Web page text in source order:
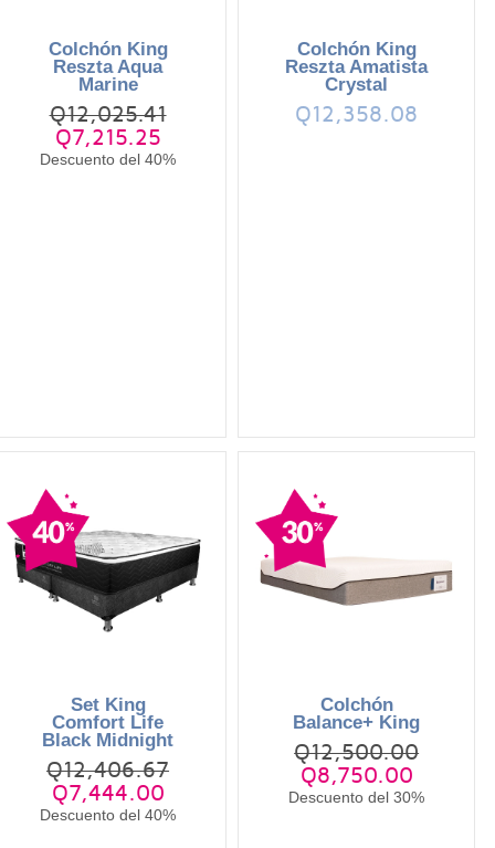
Colchón King
Reszta Aqua
Marine
Q12,025.41
Q7,215.25
Descuento del 40%
Colchón King
Reszta Amatista
Crystal
Q12,358.08
Set King
Comfort Life
Black Midnight
Q12,406.67
Q7,444.00
Descuento del 40%
Colchón
Balance+ King
Q12,500.00
Q8,750.00
Descuento del 30%